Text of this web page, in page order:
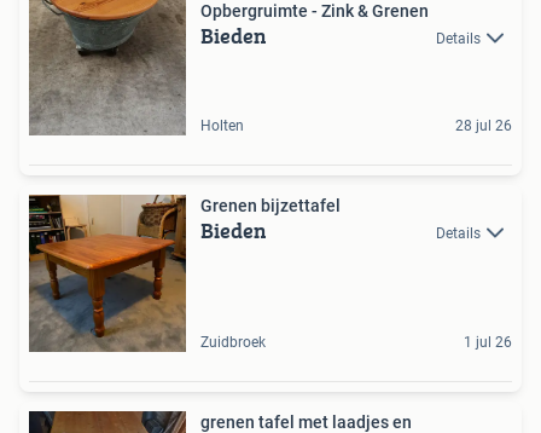
Opbergruimte - Zink & Grenen
Bieden Details
Holten 28 jul 26
Grenen bijzettafel
Bieden Details
Zuidbroek 1 jul 26
grenen tafel met laadjes en